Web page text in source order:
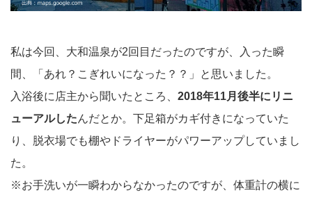
私は今回、大和温泉が2回目だったのですが、入った瞬
間、「あれ？こぎれいになった？？」と思いました。
入浴後に店主から聞いたところ、 2018年11月後半にリニ
ューアルしたんだとか。下足箱がカギ付きになっていた
り、脱衣場でも棚やドライヤーがパワーアップしていまし
た。
※お手洗いが一瞬わからなかったのですが、体重計の横に